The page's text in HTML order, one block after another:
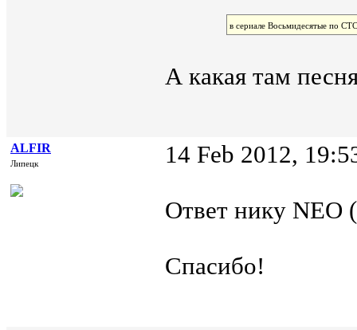
в сериале Восьмидесятые по
А какая там
ALFIR
Липецк 14 Feb 2012,
Ответ нику
Спасибо!